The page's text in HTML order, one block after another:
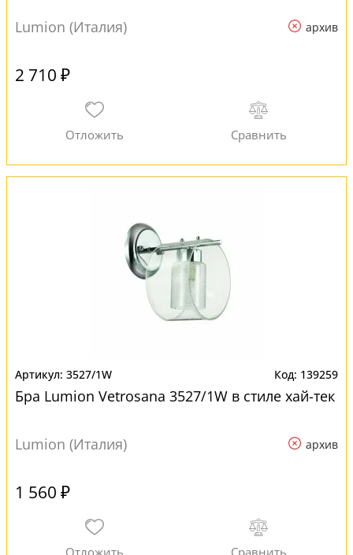
Lumion (Италия) архив
2 710 ₽
3527/1W 139259
Бра Lumion Vetrosana 3527/1W в стиле хай-тек
Lumion (Италия) архив
1 560 ₽